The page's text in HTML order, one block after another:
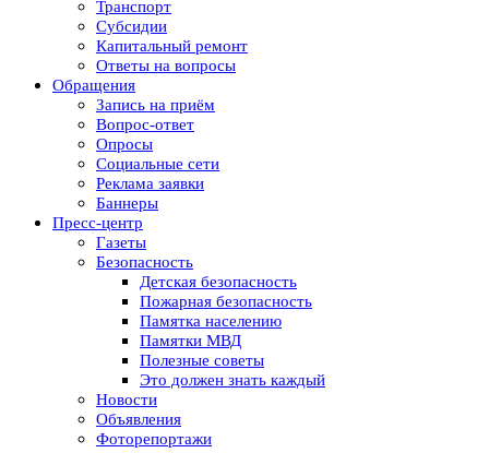
Транспорт
Субсидии
Капитальный ремонт
Ответы на вопросы
Обращения
Запись на приём
Вопрос-ответ
Опросы
Социальные сети
Реклама заявки
Баннеры
Пресс-центр
Газеты
Безопасность
Детская безопасность
Пожарная безопасность
Памятка населению
Памятки МВД
Полезные советы
Это должен знать каждый
Новости
Объявления
Фоторепортажи